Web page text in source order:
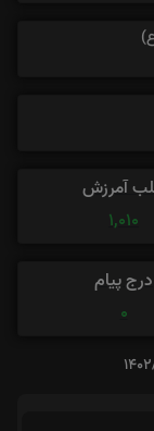
آمرزش
1,010
درج پیام
0